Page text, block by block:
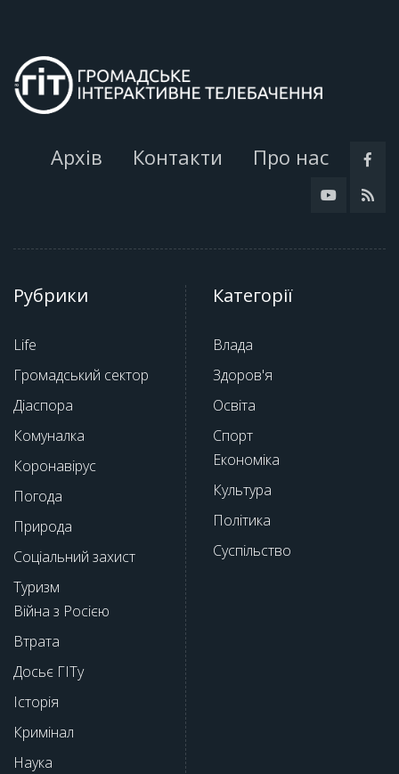
Архів Контакти Про нас
Рубрики
Life
Громадський сектор
Діаспора
Комуналка
Коронавірус
Погода
Природа
Соціальний захист
Туризм
Війна з Росією
Втрата
Досьє ГІТу
Історія
Кримінал
Наука
Категорії
Влада
Здоров'я
Освіта
Спорт
Економіка
Культура
Політика
Суспільство